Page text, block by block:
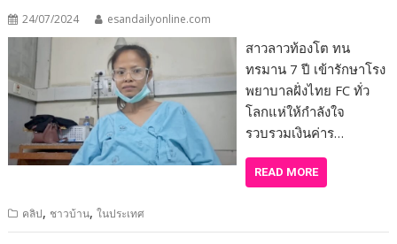
24/07/2024 esandailyonline.com
สาวลาวท้องโต ทน
ทรมาน 7 ปี เข้ารักษาโรง
พยาบาลฝั่งไทย FC ทั่ว
โลกแห่ให้กำลังใจ
รวบรวมเงินค่าร…
READ MORE
คลิป, ชาวบ้าน,ในประเทศ